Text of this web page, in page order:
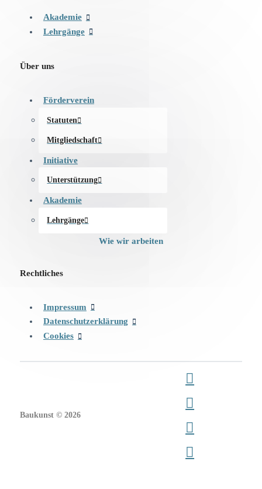
Akademie
Lehrgänge
Über uns
Förderverein
Statuten
Mitgliedschaft
Initiative
Unterstützung
Akademie
Lehrgänge
Wie wir arbeiten
Rechtliches
Impressum
Datenschutzerklärung
Cookies
Baukunst © 2026